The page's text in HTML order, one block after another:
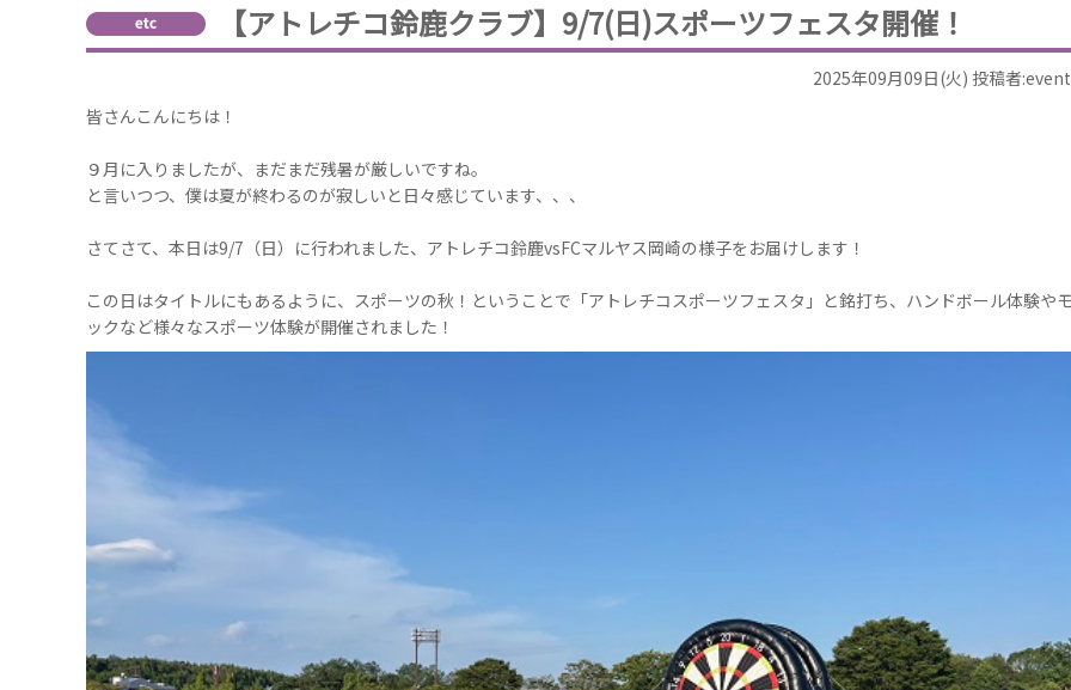
【アトレチコ鈴鹿クラブ】9/7(日)スポーツフェスタ開催！
2025年09月09日(火) 投稿者
皆さんこんにちは！
９月に入りましたが、まだまだ残暑が厳しいですね。
と言いつつ、僕は夏が終わるのが寂しいと日々感じています、、、
さてさて、本日は9/7（日）に行われました、アトレチコ鈴鹿vsFCマルヤス岡崎の様子をお届けします！
この日はタイトルにもあるように、スポーツの秋！ということで「アトレチコスポーツフェスタ」と銘打ち、ハンドボール体験や
ックなど様々なスポーツ体験が開催されました！